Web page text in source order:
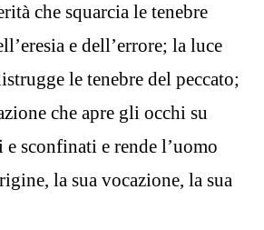
che squarcia le tenebre
e dell’errore; la luce
le tenebre del peccato;
che apre gli occhi su
sconfinati e rende l’uomo
la sua vocazione, la sua